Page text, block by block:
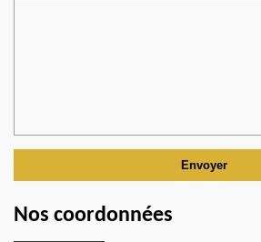
Nos coordonnées